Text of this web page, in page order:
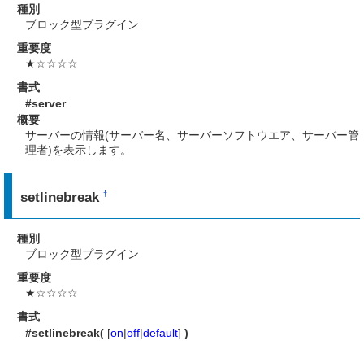
種別
ブロック型プラグイン
重要度
★☆☆☆☆
書式
#server
概要
サーバーの情報(サーバー名、サーバーソフトウエア、サーバー管
理者)を表示します。
setlinebreak†
種別
ブロック型プラグイン
重要度
★☆☆☆☆
書式
#setlinebreak( [on|off|default] )